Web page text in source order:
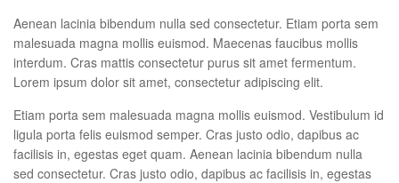
Aenean lacinia bibendum nulla sed consectetur. Etiam porta sem
malesuada magna mollis euismod. Maecenas faucibus mollis
interdum. Cras mattis consectetur purus sit amet fermentum.
Lorem ipsum dolor sit amet, consectetur adipiscing elit.
Etiam porta sem malesuada magna mollis euismod. Vestibulum id
ligula porta felis euismod semper. Cras justo odio, dapibus ac
facilisis in, egestas eget quam. Aenean lacinia bibendum nulla
sed consectetur. Cras justo odio, dapibus ac facilisis in, egestas